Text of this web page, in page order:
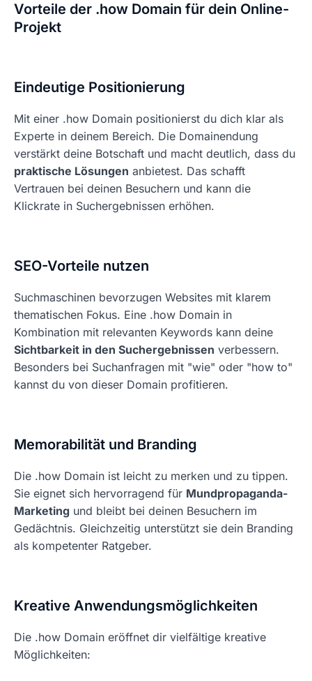
Vorteile der .how Domain für dein Online-
Projekt
Eindeutige Positionierung
Mit einer .how Domain positionierst du dich klar als
Experte in deinem Bereich. Die Domainendung
verstärkt deine Botschaft und macht deutlich, dass du
praktische Lösungen anbietest. Das schafft
Vertrauen bei deinen Besuchern und kann die
Klickrate in Suchergebnissen erhöhen.
SEO-Vorteile nutzen
Suchmaschinen bevorzugen Websites mit klarem
thematischen Fokus. Eine .how Domain in
Kombination mit relevanten Keywords kann deine
Sichtbarkeit in den Suchergebnissen verbessern.
Besonders bei Suchanfragen mit "wie" oder "how to"
kannst du von dieser Domain profitieren.
Memorabilität und Branding
Die .how Domain ist leicht zu merken und zu tippen.
Sie eignet sich hervorragend für Mundpropaganda-
Marketing und bleibt bei deinen Besuchern im
Gedächtnis. Gleichzeitig unterstützt sie dein Branding
als kompetenter Ratgeber.
Kreative Anwendungsmöglichkeiten
Die .how Domain eröffnet dir vielfältige kreative
Möglichkeiten: